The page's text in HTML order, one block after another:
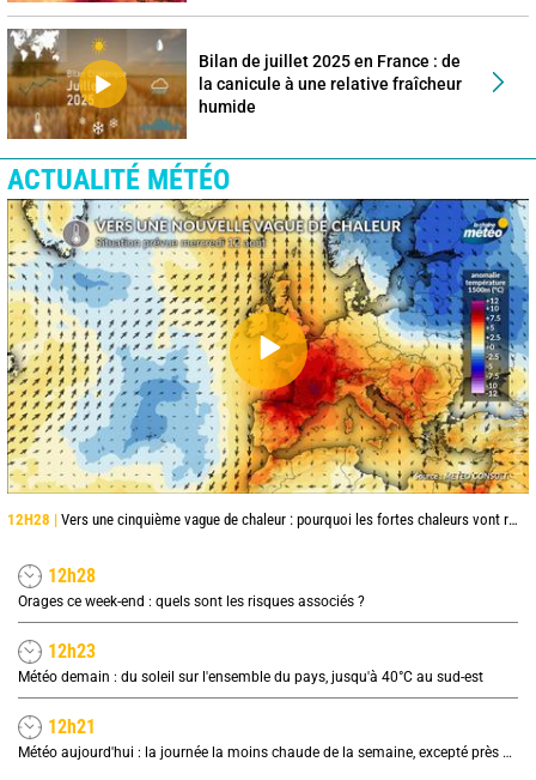
Bilan de juillet 2025 en France : de
la canicule à une relative fraîcheur
humide
ACTUALITÉ MÉTÉO
12H28 | Vers une cinquième vague de chaleur : pourquoi les fortes chaleurs vont rapidement revenir en France
12h28
Orages ce week-end : quels sont les risques associés ?
12h23
Météo demain : du soleil sur l'ensemble du pays, jusqu'à 40°C au sud-est
12h21
Météo aujourd'hui : la journée la moins chaude de la semaine, excepté près de la Méditerranée